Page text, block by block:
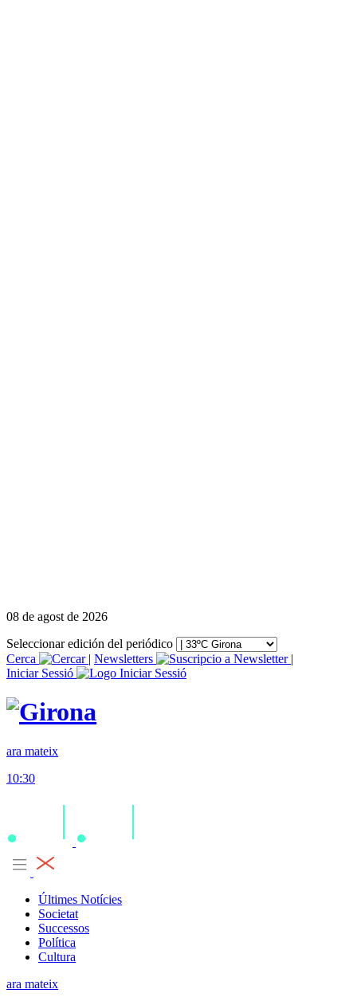
08 de agost de 2026
Seleccionar edición del periódico
Cerca
| Newsletters
|
Iniciar Sessió
ara mateix
10:30
Últimes Notícies
Societat
Successos
Política
Cultura
ara mateix